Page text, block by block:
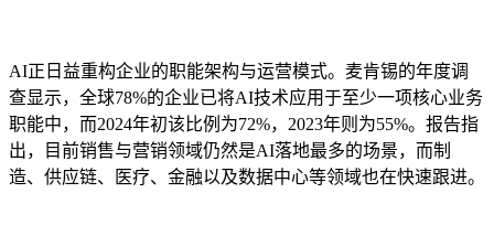
AI正日益重构企业的职能架构与运营模式。麦肯锡的年度调
查显示，全球78%的企业已将AI技术应用于至少一项核心业务
职能中，而2024年初该比例为72%，2023年则为55%。报告指
出，目前销售与营销领域仍然是AI落地最多的场景，而制
造、供应链、医疗、金融以及数据中心等领域也在快速跟进。